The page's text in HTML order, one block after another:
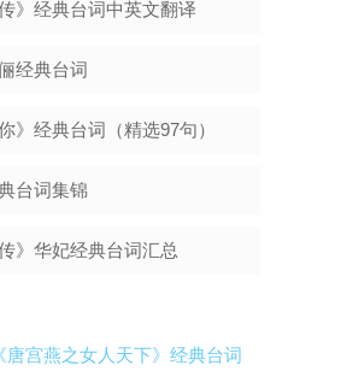
》经典台词中英文翻译
经典台词
》经典台词（精选97句）
台词集锦
》华妃经典台词汇总
《唐宫燕之女人天下》经典台词